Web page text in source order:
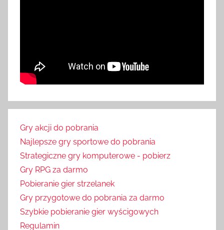
Gry akcji do pobrania
Najlepsze gry sportowe do pobrania
Strategiczne gry komputerowe - pobierz
Gry RPG za darmo
Pobieranie gier strzelanek
Gry przygotowe do pobrania za darmo
Szybkie pobieranie gier wyścigowych
Regulamin